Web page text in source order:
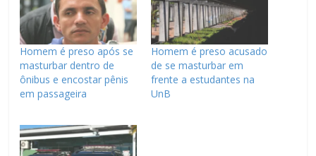
Homem é preso após se
masturbar dentro de
ônibus e encostar pênis
em passageira
Homem é preso acusado
de se masturbar em
frente a estudantes na
UnB